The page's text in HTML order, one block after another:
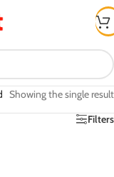
Showing the single result
Filters